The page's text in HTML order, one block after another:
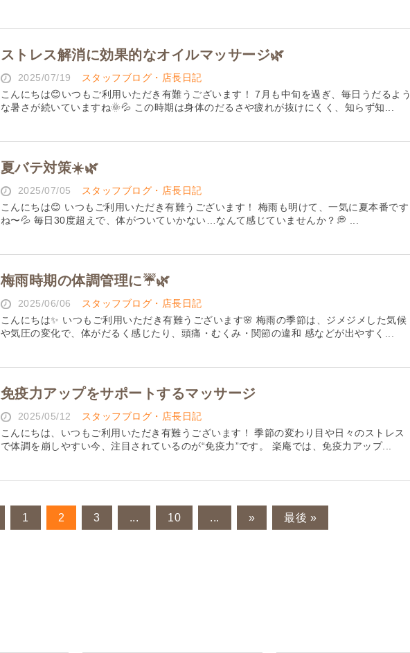
ストレス解消に効果的なオイルマッサージ🌿
2025/07/19
スタッフブログ・店長日記
こんにちは😊いつもご利用いただき有難うございます！ 7月も中旬を過ぎ、毎日うだるよう
な暑さが続いていますね🌞💦 この時期は身体のだるさや疲れが抜けにくく、知らず知...
夏バテ対策☀️🌿
2025/07/05
スタッフブログ・店長日記
こんにちは😊 いつもご利用いただき有難うございます！ 梅雨も明けて、一気に夏本番です
ね〜💦 毎日30度超えで、体がついていかない…なんて感じていませんか？💭 ...
梅雨時期の体調管理に☔🌿
2025/06/06
スタッフブログ・店長日記
こんにちは✨ いつもご利用いただき有難うございます🌸 梅雨の季節は、ジメジメした気候
や気圧の変化で、体がだるく感じたり、頭痛・むくみ・関節の違和 感などが出やすく...
免疫力アップをサポートするマッサージ
2025/05/12
スタッフブログ・店長日記
こんにちは、いつもご利用いただき有難うございます！ 季節の変わり目や日々のストレス
で体調を崩しやすい今、注目されているのが“免疫力”です。 楽庵では、免疫力アップ...
1 2 3 ... 10 ... » 最後 »